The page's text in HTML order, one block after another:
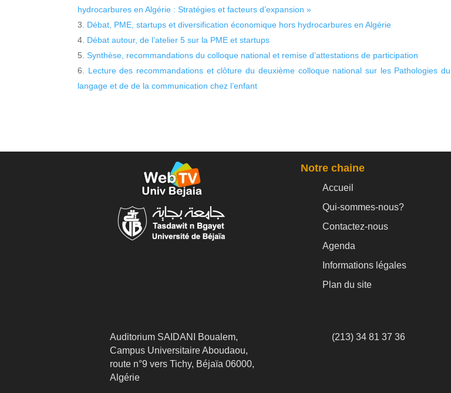
hydrocarbures en Algérie : Stratégies et facteurs d’expansion »
Débat, PME, startups et diversification économique hors hydrocarbures en Algérie
Débat autour, de l’atelier 5 sur la PME et startups
Synthèse, recommandations du colloque national et remise d’attestations de participation
Lecture des recommandations et clôture du deuxième colloque national sur les Pathologies du
langage et de de la communication chez l’enfant
Notre chaine
Accueil
Qui-sommes-nous?
Contactez-nous
Agenda
Informations légales
Plan du site
Auditorium SAIDANI Boualem,
Campus Universitaire Aboudaou,
route n°9 vers Tichy, Béjaïa 06000,
Algérie
(213) 34 81 37 36